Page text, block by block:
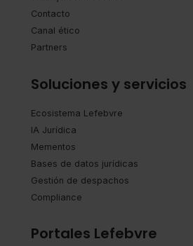
Contacto
Canal ético
Partners
Soluciones y servicios
Ecosistema Lefebvre
IA Jurídica
Mementos
Bases de datos jurídicas
Gestión de despachos
Compliance
Portales Lefebvre